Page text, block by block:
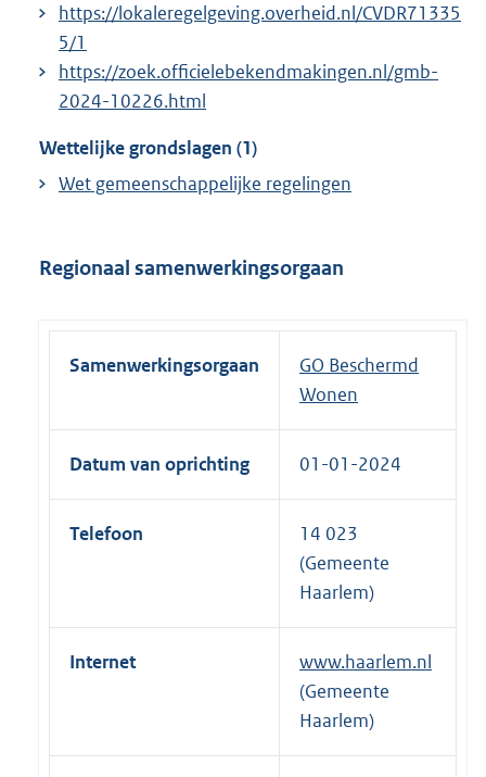
https://lokaleregelgeving.overheid.nl/CVDR71335
5/1
https://zoek.officielebekendmakingen.nl/gmb-
2024-10226.html
Wettelijke grondslagen (1)
Wet gemeenschappelijke regelingen
Regionaal samenwerkingsorgaan
Samenwerkingsorgaan
GO Beschermd
Wonen
Datum van oprichting 01-01-2024
Telefoon
14 023
(Gemeente
Haarlem)
Internet
www.haarlem.nl
(Gemeente
Haarlem)